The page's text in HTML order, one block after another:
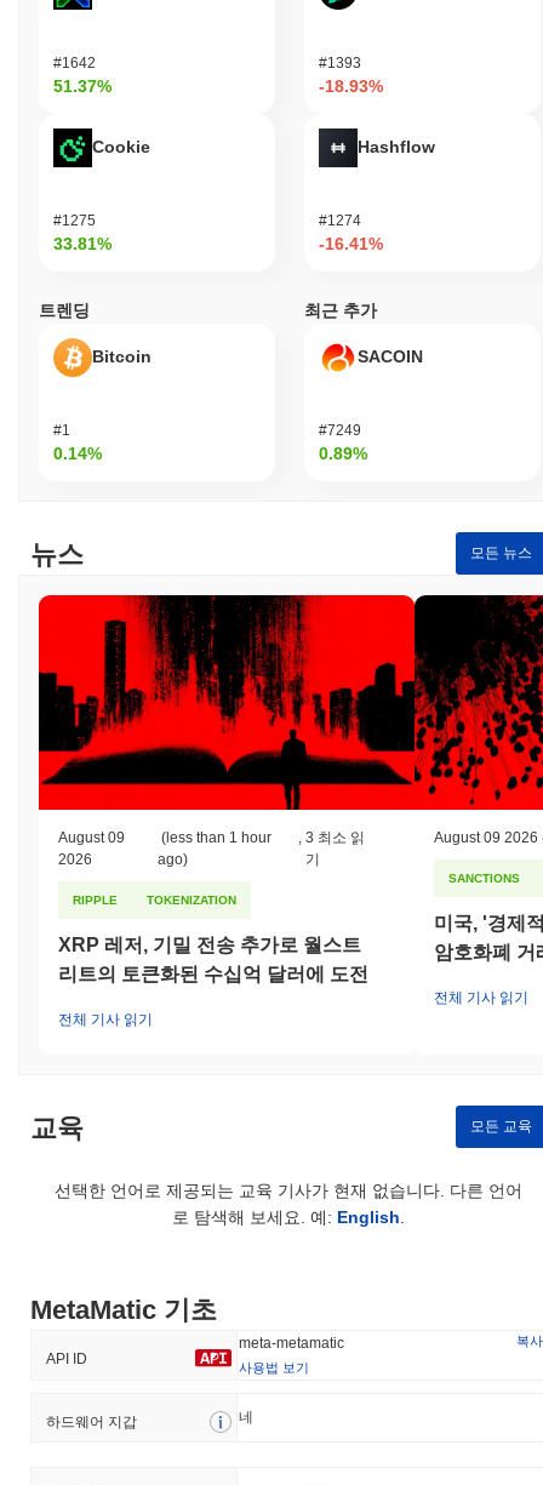
#1642
51.37%
Cookie
#1275
33.81%
#1393
-18.93%
Hashflow
#1274
-16.41%
트렌딩
Bitcoin
#1
0.14%
최근 추가
SACOIN
#7249
0.89%
뉴스 모든 뉴스
August 09
2026
(less than 1 hour
ago)
3 최소 읽
기
RIPPLE TOKENIZATION
XRP 레저, 기밀 전송 추가로 월스트
리트의 토큰화된 수십억 달러에 도전
전체 기사 읽기
August 09 2026
SANCTIONS
미국, '경제
암호화폐 거
전체 기사 읽기
교육 모든 교육
선택한 언어로 제공되는 교육 기사가 현재 없습니다. 다른 언어
로 탐색해 보세요. 예: English
MetaMatic 기초
API ID
meta-metamatic
복사
사용법 보기
하드웨어 지갑 네